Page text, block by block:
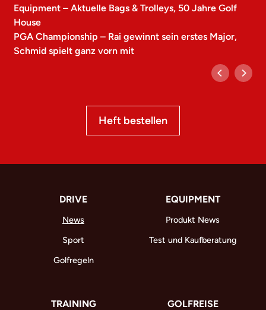
Equipment – Aktuelle Bags & Trolleys, 50 Jahre Golf
House
PGA Championship – Rai gewinnt sein erstes Major,
Schmid spielt ganz vorn mit
Heft bestellen
DRIVE
News
Sport
Golfregeln
EQUIPMENT
Produkt News
Test und Kaufberatung
TRAINING GOLFREISE